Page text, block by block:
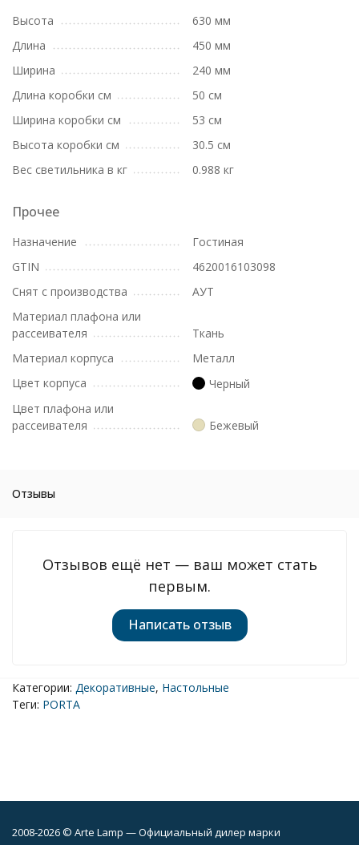
Высота
630 мм
Длина
450 мм
Ширина
240 мм
Длина коробки см
50 см
Ширина коробки см
53 см
Высота коробки см
30.5 см
Вес светильника в кг
0.988 кг
Прочее
Назначение
Гостиная
GTIN
4620016103098
Снят с производства
АУТ
Материал плафона или
рассеивателя
Ткань
Материал корпуса
Металл
Цвет корпуса
Черный
Цвет плафона или
рассеивателя
Бежевый
Отзывы
Отзывов ещё нет — ваш может стать
первым.
Написать отзыв
Категории: Декоративные, Настольные
Теги: PORTA
2008-2026 © Arte Lamp — Официальный дилер марки